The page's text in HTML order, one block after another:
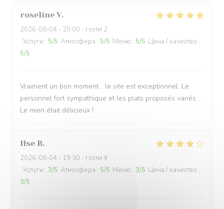
roseline V
2026-08-04 - 20:00 - гости 2
Услуги : 5/5 Атмосфера : 5/5 Меню : 5/5 Цена / качество :
5/5
Vraiment un bon moment… le site est exceptionnel. Le
personnel fort sympathique et les plats proposés variés .
Le mien était délicieux !
Ilse B
2026-08-04 - 19:30 - гости 4
Услуги : 3/5 Атмосфера : 5/5 Меню : 3/5 Цена / качество :
3/5